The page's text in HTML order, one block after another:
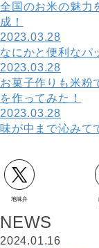
全国のお米の魅力
成！
2023.03.28
なにかと便利なパ
2023.03.28
お菓子作りも米粉
を作ってみた！
2023.03.28
味が中まで沁みて
地味弁
NEWS
2024.01.16